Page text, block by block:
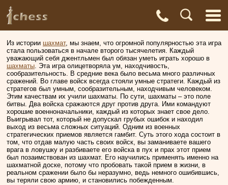
и оплата
Из истории шахмат, мы знаем, что огромной популярностью эта игра
стала пользоваться в начале второго тысячелетия. Каждый
уважающий себя джентльмен был обязан уметь играть хорошо в
шахматы. Эта игра олицетворяла ум, находчивость,
сообразительность. В средние века было весьма много различных
сражений. Во главе войск всегда стояли умные стратеги. Каждый из
стратегов был умным, сообразительным, находчивым человеком.
Этим качествам их учили шахматы. По сути, шахматы – это поле
битвы. Два войска сражаются друг против друга. Ими командуют
хорошие военноначальники, каждый из которых знает свое дело.
Выигрывал тот, который не допускал грубых ошибок и находил
выход из весьма сложных ситуаций. Одним из военных
стратегических приемов является гамбит. Суть этого хода состоит в
том, что отдав малую часть своих войск, вы заманиваете вашего
врага в ловушку и разбиваете его войска в пух и прах этот прием
был позаимствован из шахмат. Его научились применять именно на
шахматной доске, потому что пробовать такой прием в жизни, в
реальном сражении было бы неразумно, ведь немного ошибившись,
вы теряли свою армию, и становились побежденным.